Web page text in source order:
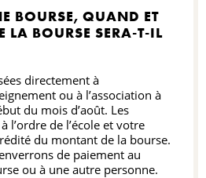
BOURSE, QUAND ET
LA BOURSE SERA-T-IL
directement à
ou à l’association à
du mois d’août. Les
l’ordre de l’école et votre
du montant de la bourse.
de paiement au
ou à une autre personne.